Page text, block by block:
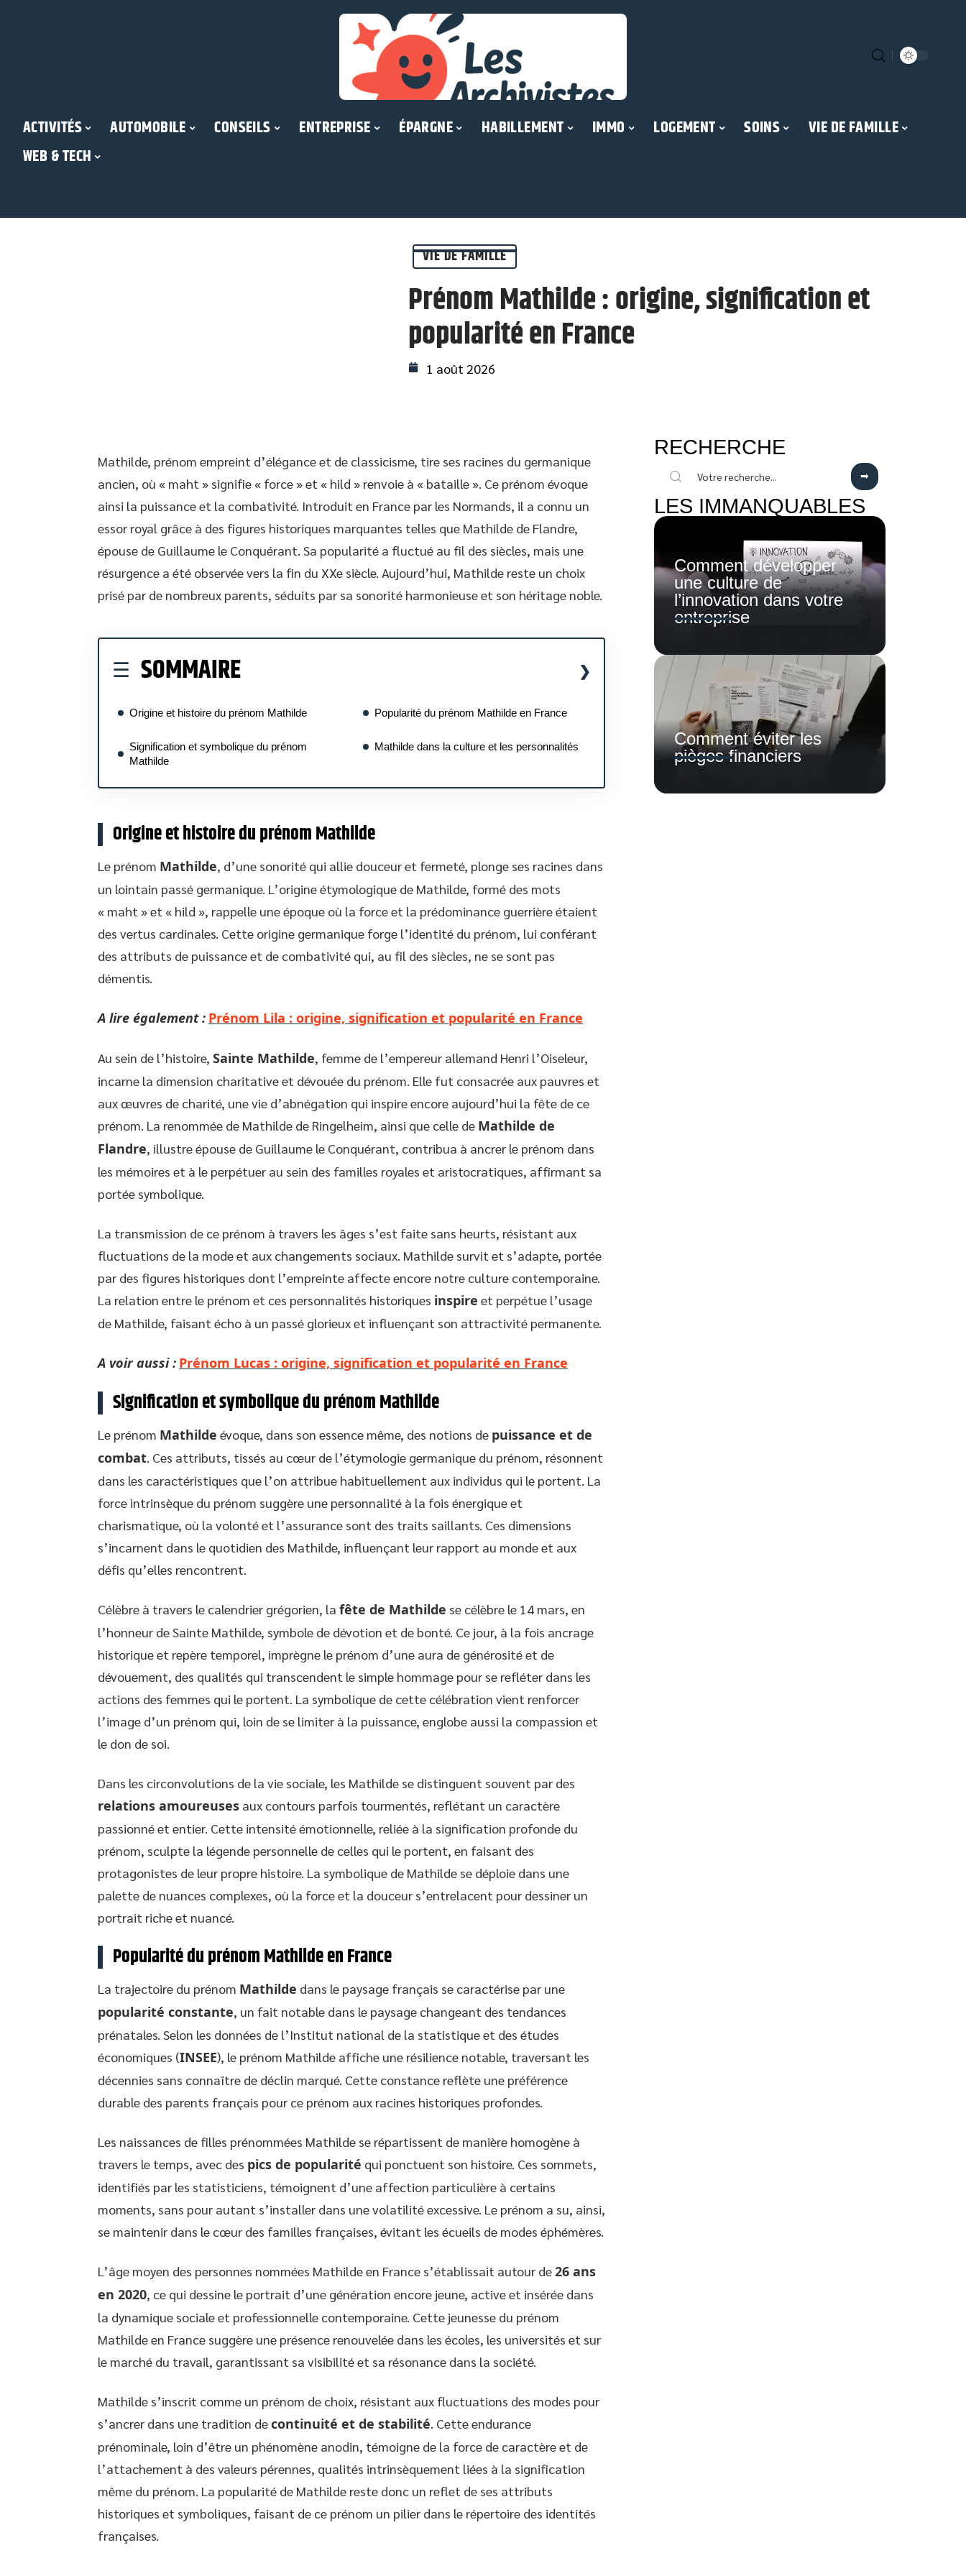
ACTIVITÉS AUTOMOBILE CONSEILS ENTREPRISE ÉPARGNE HABILLEMENT IMMO LOGEMENT SOINS
VIE DE FAMILLE
WEB & TECH
VIE DE FAMILLE
Prénom Mathilde : origine, signification et
popularité en France
1 août 2026
Mathilde, prénom empreint d’élégance et de classicisme, tire ses racines du germanique
ancien, où « maht » signifie « force » et « hild » renvoie à « bataille ». Ce prénom évoque
ainsi la puissance et la combativité. Introduit en France par les Normands, il a connu un
essor royal grâce à des figures historiques marquantes telles que Mathilde de Flandre,
épouse de Guillaume le Conquérant. Sa popularité a fluctué au fil des siècles, mais une
résurgence a été observée vers la fin du XXe siècle. Aujourd’hui, Mathilde reste un choix
prisé par de nombreux parents, séduits par sa sonorité harmonieuse et son héritage noble.
SOMMAIRE
Origine et histoire du prénom Mathilde
Signification et symbolique du prénom
Mathilde
Popularité du prénom Mathilde en France
Mathilde dans la culture et les personnalités
Origine et histoire du prénom Mathilde
Le prénom Mathilde, d’une sonorité qui allie douceur et fermeté, plonge ses racines dans
un lointain passé germanique. L’origine étymologique de Mathilde, formé des mots
« maht » et « hild », rappelle une époque où la force et la prédominance guerrière étaient
des vertus cardinales. Cette origine germanique forge l’identité du prénom, lui conférant
des attributs de puissance et de combativité qui, au fil des siècles, ne se sont pas
démentis.
A lire également : Prénom Lila : origine, signification et popularité en France
Au sein de l’histoire, Sainte Mathilde, femme de l’empereur allemand Henri l’Oiseleur,
incarne la dimension charitative et dévouée du prénom. Elle fut consacrée aux pauvres et
aux œuvres de charité, une vie d’abnégation qui inspire encore aujourd’hui la fête de ce
prénom. La renommée de Mathilde de Ringelheim, ainsi que celle de Mathilde de
Flandre, illustre épouse de Guillaume le Conquérant, contribua à ancrer le prénom dans
les mémoires et à le perpétuer au sein des familles royales et aristocratiques, affirmant sa
portée symbolique.
La transmission de ce prénom à travers les âges s’est faite sans heurts, résistant aux
fluctuations de la mode et aux changements sociaux. Mathilde survit et s’adapte, portée
par des figures historiques dont l’empreinte affecte encore notre culture contemporaine.
La relation entre le prénom et ces personnalités historiques inspire et perpétue l’usage
de Mathilde, faisant écho à un passé glorieux et influençant son attractivité permanente.
A voir aussi : Prénom Lucas : origine, signification et popularité en France
Signification et symbolique du prénom Mathilde
Le prénom Mathilde évoque, dans son essence même, des notions de puissance et de
combat. Ces attributs, tissés au cœur de l’étymologie germanique du prénom, résonnent
dans les caractéristiques que l’on attribue habituellement aux individus qui le portent. La
force intrinsèque du prénom suggère une personnalité à la fois énergique et
charismatique, où la volonté et l’assurance sont des traits saillants. Ces dimensions
s’incarnent dans le quotidien des Mathilde, influençant leur rapport au monde et aux
défis qu’elles rencontrent.
Célèbre à travers le calendrier grégorien, la fête de Mathilde se célèbre le 14 mars, en
l’honneur de Sainte Mathilde, symbole de dévotion et de bonté. Ce jour, à la fois ancrage
historique et repère temporel, imprègne le prénom d’une aura de générosité et de
dévouement, des qualités qui transcendent le simple hommage pour se refléter dans les
actions des femmes qui le portent. La symbolique de cette célébration vient renforcer
l’image d’un prénom qui, loin de se limiter à la puissance, englobe aussi la compassion et
le don de soi.
Dans les circonvolutions de la vie sociale, les Mathilde se distinguent souvent par des
relations amoureuses aux contours parfois tourmentés, reflétant un caractère
passionné et entier. Cette intensité émotionnelle, reliée à la signification profonde du
prénom, sculpte la légende personnelle de celles qui le portent, en faisant des
protagonistes de leur propre histoire. La symbolique de Mathilde se déploie dans une
palette de nuances complexes, où la force et la douceur s’entrelacent pour dessiner un
portrait riche et nuancé.
Popularité du prénom Mathilde en France
La trajectoire du prénom Mathilde dans le paysage français se caractérise par une
popularité constante, un fait notable dans le paysage changeant des tendances
prénatales. Selon les données de l’Institut national de la statistique et des études
économiques (INSEE), le prénom Mathilde affiche une résilience notable, traversant les
décennies sans connaître de déclin marqué. Cette constance reflète une préférence
durable des parents français pour ce prénom aux racines historiques profondes.
Les naissances de filles prénommées Mathilde se répartissent de manière homogène à
travers le temps, avec des pics de popularité qui ponctuent son histoire. Ces sommets,
identifiés par les statisticiens, témoignent d’une affection particulière à certains
moments, sans pour autant s’installer dans une volatilité excessive. Le prénom a su, ainsi,
se maintenir dans le cœur des familles françaises, évitant les écueils de modes éphémères.
L’âge moyen des personnes nommées Mathilde en France s’établissait autour de26 ans
en 2020, ce qui dessine le portrait d’une génération encore jeune, active et insérée dans
la dynamique sociale et professionnelle contemporaine. Cette jeunesse du prénom
Mathilde en France suggère une présence renouvelée dans les écoles, les universités et sur
le marché du travail, garantissant sa visibilité et sa résonance dans la société.
Mathilde s’inscrit comme un prénom de choix, résistant aux fluctuations des modes pour
s’ancrer dans une tradition decontinuité et de stabilité. Cette endurance
prénominale, loin d’être un phénomène anodin, témoigne de la force de caractère et de
l’attachement à des valeurs pérennes, qualités intrinsèquement liées à la signification
même du prénom. La popularité de Mathilde reste donc un reflet de ses attributs
historiques et symboliques, faisant de ce prénom un pilier dans le répertoire des identités
françaises.
RECHERCHE
LES IMMANQUABLES
Comment développer
une culture de
l’innovation dans votre
entreprise
Comment éviter les
pièges financiers